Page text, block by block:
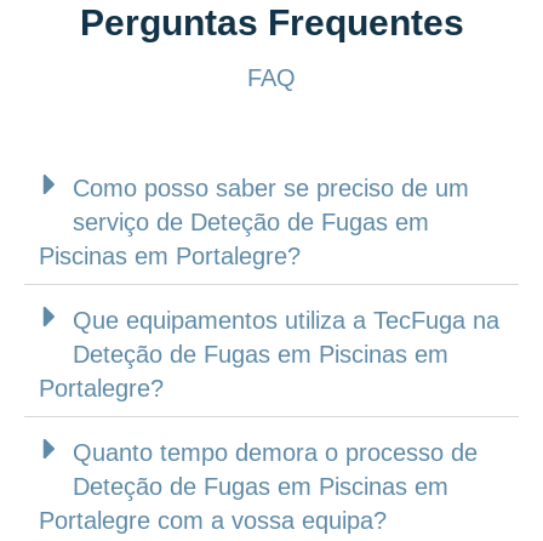
Perguntas Frequentes
FAQ
Como posso saber se preciso de um
serviço de Deteção de Fugas em
Piscinas em Portalegre?
Que equipamentos utiliza a TecFuga na
Deteção de Fugas em Piscinas em
Portalegre?
Quanto tempo demora o processo de
Deteção de Fugas em Piscinas em
Portalegre com a vossa equipa?